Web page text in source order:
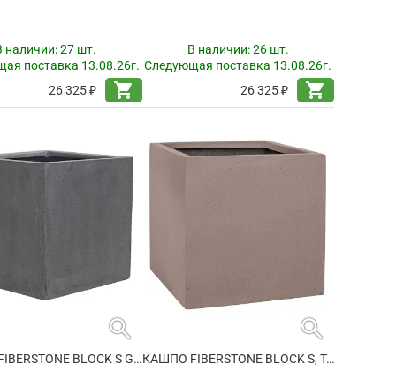
наличии:27 шт.
поставка 13.08.26г.
26 325 ₽
shopping_cart
В наличии:26 шт.
Следующая поставка 13.08.26г.
26 325 ₽
shopping_cart
search
КАШПО FIBERSTONE BLOCK S GREY
search
КАШПО FIBERSTONE BLOCK S, TAUPE